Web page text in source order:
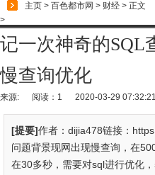
主页 > 百色都市网 > 财经 > 正文
>
记一次神奇的SQL
慢查询优化
来源: 阅读：1 2020-03-29 07:32:21
[提要]作者：dijia478链接：
问题背景现网出现慢查询，在
在30多秒，需要对sql进行优化